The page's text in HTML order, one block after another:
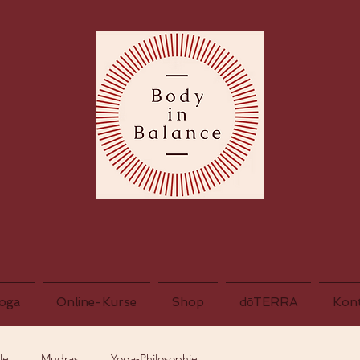
Online-Kurse Shop dōTERRA